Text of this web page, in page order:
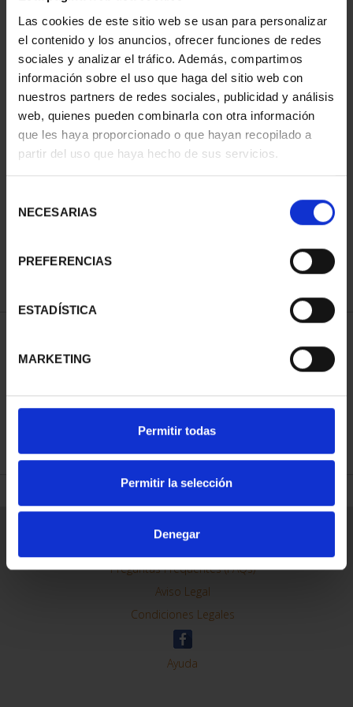
Las cookies de este sitio web se usan para personalizar
el contenido y los anuncios, ofrecer funciones de redes
sociales y analizar el tráfico. Además, compartimos
información sobre el uso que haga del sitio web con
nuestros partners de redes sociales, publicidad y análisis
web, quienes pueden combinarla con otra información
que les haya proporcionado o que hayan recopilado a
partir del uso que haya hecho de sus servicios.
NECESARIAS
PREFERENCIAS
ESTADÍSTICA
MARKETING
Permitir todas
Permitir la selección
Denegar
CAPITALES DE
PROVINCIA COLECCION
3.796,00 €
REFINAR
Información General
Contacto
Preguntas Frequentes (FAQs)
Aviso Legal
Condiciones Legales
Ayuda